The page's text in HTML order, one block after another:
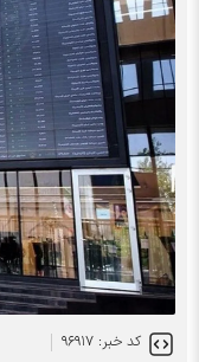
کد خبر: ۹۶۹۱۷